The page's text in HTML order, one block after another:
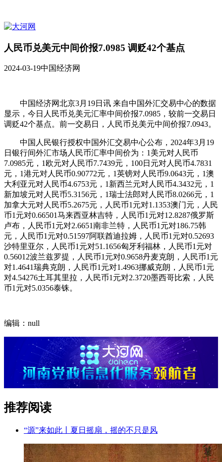
人民币兑美元中间价报7.0985 调贬42个基点
2024-03-19中国经济网
中国经济网北京3月19日讯 来自中国外汇交易中心的数据
显示，今日人民币兑美元汇率中间价报7.0985，较前一交易日
调贬42个基点。前一交易日，人民币兑美元中间价报7.0943。
中国人民银行授权中国外汇交易中心公布，2024年3月19
日银行间外汇市场人民币汇率中间价为：1美元对人民币
7.0985元，1欧元对人民币7.7439元，100日元对人民币4.7831
元，1港元对人民币0.90772元，1英镑对人民币9.0643元，1澳
大利亚元对人民币4.6753元，1新西兰元对人民币4.3432元，1
新加坡元对人民币5.3156元，1瑞士法郎对人民币8.0266元，1
加拿大元对人民币5.2675元，人民币1元对1.1353澳门元，人民
币1元对0.66501马来西亚林吉特，人民币1元对12.8287俄罗斯
卢布，人民币1元对2.6651南非兰特，人民币1元对186.75韩
元，人民币1元对0.51597阿联酋迪拉姆，人民币1元对0.52693
沙特里亚尔，人民币1元对51.1656匈牙利福林，人民币1元对
0.56012波兰兹罗提，人民币1元对0.9658丹麦克朗，人民币1元
对1.4641瑞典克朗，人民币1元对1.4963挪威克朗，人民币1元
对4.54276土耳其里拉，人民币1元对2.3720墨西哥比索，人民
币1元对5.0356泰铢。
编辑：null
推荐阅读
“源”来如此丨夏日摇扇，摇的不只是风